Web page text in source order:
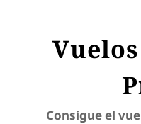
Consigue el